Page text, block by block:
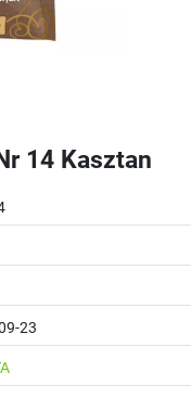
14 Kasztan
23